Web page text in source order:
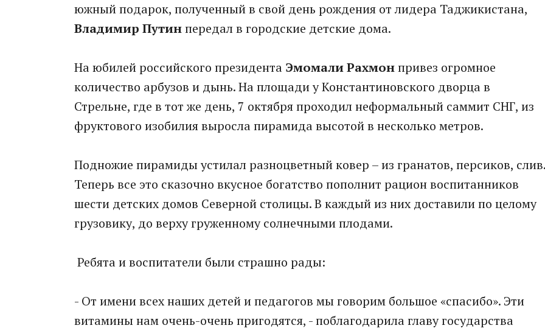
южный подарок, полученный в свой день рождения от лидера Таджикистана,
Владимир Путинпередал в городские детские дома.
На юбилей российского президента Эмомали Рахмонпривез огромное
количество арбузов и дынь. На площади у Константиновского дворца в
Стрельне, где в тот же день, 7 октября проходил неформальный саммит СНГ, из
фруктового изобилия выросла пирамида высотой в несколько метров.
Подножие пирамиды устилал разноцветный ковер – из гранатов, персиков, слив.
Теперь все это сказочно вкусное богатство пополнит рацион воспитанников
шести детских домов Северной столицы. В каждый из них доставили по целому
грузовику, до верху груженному солнечными плодами.
Ребята и воспитатели были страшно рады:
- От имени всех наших детей и педагогов мы говорим большое «спасибо». Эти
витамины нам очень-очень пригодятся, - поблагодарила главу государства